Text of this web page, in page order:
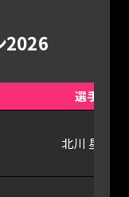
2026
選手
北川 星瑠